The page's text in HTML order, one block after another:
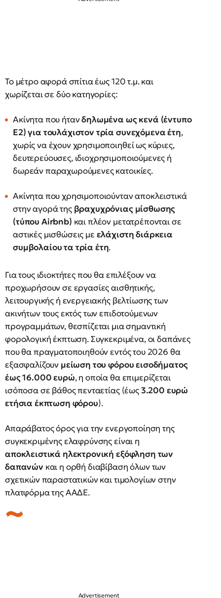
Το μέτρο αφορά σπίτια έως 120 τ.μ. και
χωρίζεται σε δύο κατηγορίες:
Ακίνητα που ήτανδηλωμένα ως κενά (έντυπο
Ε2) για τουλάχιστον τρία συνεχόμενα έτη,
χωρίς να έχουν χρησιμοποιηθεί ως κύριες,
δευτερεύουσες, ιδιοχρησιμοποιούμενες ή
δωρεάν παραχωρούμενες κατοικίες.
Ακίνητα που χρησιμοποιούνταν αποκλειστικά
στην αγορά της βραχυχρόνιας μίσθωσης
(τύπου Airbnb) και πλέον μετατρέπονται σε
αστικές μισθώσεις με ελάχιστη διάρκεια
συμβολαίου τα τρία έτη.
Για τους ιδιοκτήτες που θα επιλέξουν να
προχωρήσουν σε εργασίες αισθητικής,
λειτουργικής ή ενεργειακής βελτίωσης των
ακινήτων τους εκτός των επιδοτούμενων
προγραμμάτων, θεσπίζεται μια σημαντική
φορολογική έκπτωση. Συγκεκριμένα, οι δαπάνες
που θα πραγματοποιηθούν εντός του 2026 θα
εξασφαλίζουν μείωση του φόρου εισοδήματος
έως 16.000 ευρώ, η οποία θα επιμερίζεται
ισόποσα σε βάθος πενταετίας (έως3.200 ευρώ
ετήσια έκπτωση φόρου).
Απαράβατος όρος για την ενεργοποίηση της
συγκεκριμένης ελαφρύνσης είναι η
αποκλειστικά ηλεκτρονική εξόφληση των
δαπανών και η ορθή διαβίβαση όλων των
σχετικών παραστατικών και τιμολογίων στην
πλατφόρμα της ΑΑΔΕ.